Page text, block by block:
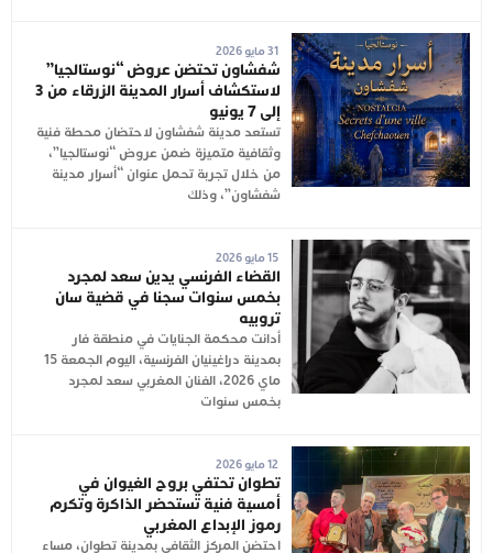
31 مايو 2026
شفشاون تحتضن عروض “نوستالجيا”
لاستكشاف أسرار المدينة الزرقاء من 3
إلى 7 يونيو
تستعد مدينة شفشاون لاحتضان محطة فنية
وثقافية متميزة ضمن عروض “نوستالجيا”،
من خلال تجربة تحمل عنوان “أسرار مدينة
شفشاون”، وذلك
15 مايو 2026
القضاء الفرنسي يدين سعد لمجرد
بخمس سنوات سجنا في قضية سان
تروبيه
أدانت محكمة الجنايات في منطقة فار
بمدينة دراغينيان الفرنسية، اليوم الجمعة 15
ماي 2026، الفنان المغربي سعد لمجرد
بخمس سنوات
12 مايو 2026
تطوان تحتفي بروح الغيوان في
أمسية فنية تستحضر الذاكرة وتكرم
رموز الإبداع المغربي
احتضن المركز الثقافي بمدينة تطوان، مساء